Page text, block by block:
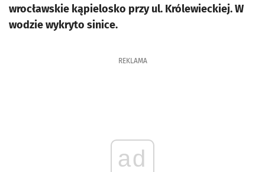
wrocławskie kąpielosko przy ul. Królewieckiej. W
wodzie wykryto sinice.
REKLAMA
ad